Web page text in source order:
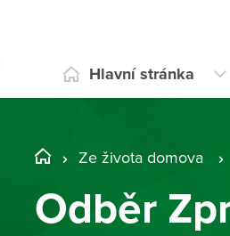
Hlavní stránka
Ze života domova
Odběr